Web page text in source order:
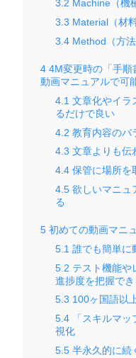
3.2 Machine（機
3.3 Material（材料
3.4 Method（方法
4 4M変更時の「手順
動画マニュアルで可
4.1 文章化やイラ
るだけで良い
4.2 教育内容のバ
4.3 文章よりも伝
4.4 保管に場所を
4.5 欲しいマニュ
る
5 初めての動画マニ
5.1 誰でも簡単に
5.2 テスト機能や
進捗度を把握でき
5.3 100ヶ国語以
5.4 「スキルマ
視化
5.5 半永久的に続